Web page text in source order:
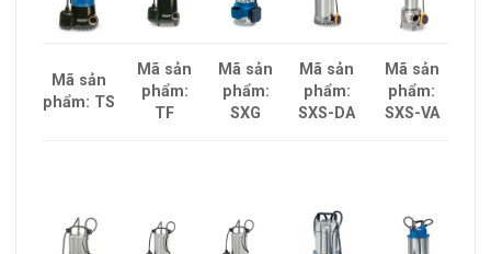
Mã sản
phẩm: TS
Mã sản
phẩm:
TF
Mã sản
phẩm:
SXG
Mã sản
phẩm:
SXS-DA
Mã sản
phẩm:
SXS-VA